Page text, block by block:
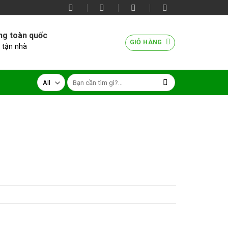
toàn quốc
tận nhà
GIỎ HÀNG